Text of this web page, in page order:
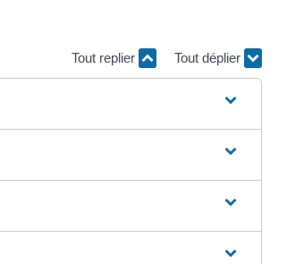
Tout replier
Tout déplier